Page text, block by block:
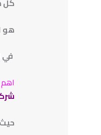
كل
هو
في